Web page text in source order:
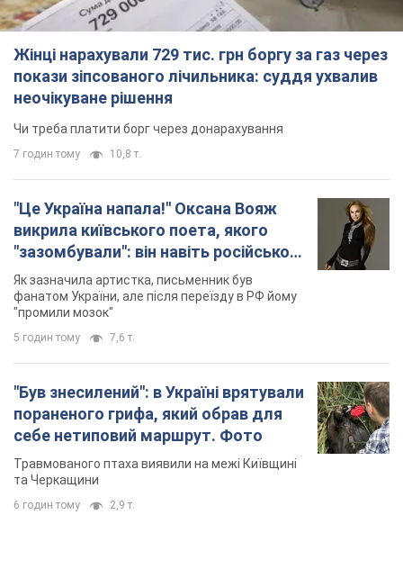
Жінці нарахували 729 тис. грн боргу за газ через
покази зіпсованого лічильника: суддя ухвалив
неочікуване рішення
Чи треба платити борг через донарахування
7 годин тому 10,8 т.
"Це Україна напала!" Оксана Вояж
викрила київського поета, якого
"зазомбували": він навіть російської
не знав, а тепер хоче геноциду
українців
Як зазначила артистка, письменник був
фанатом України, але після переїзду в РФ йому
"промили мозок"
5 годин тому 7,6 т.
"Був знесилений": в Україні врятували
пораненого грифа, який обрав для
себе нетиповий маршрут. Фото
Травмованого птаха виявили на межі Київщині
та Черкащини
6 годин тому 2,9 т.